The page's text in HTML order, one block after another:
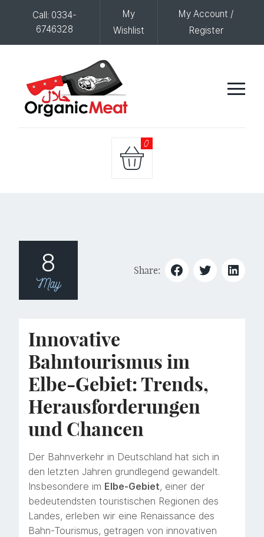
Call: 0334-
6746328
My
Wishlist
My Account /
Register
0
8
May
Share:
Innovative
Bahntourismus im
Elbe-Gebiet: Trends,
Herausforderungen
und Chancen
Der Bahnverkehr in Deutschland hat sich in
den letzten Jahren grundlegend gewandelt.
Insbesondere im Elbe-Gebiet, einer der
bedeutendsten touristischen Regionen des
Landes, erleben wir eine Renaissance des
Bahn-Tourismus, getragen von innovativen